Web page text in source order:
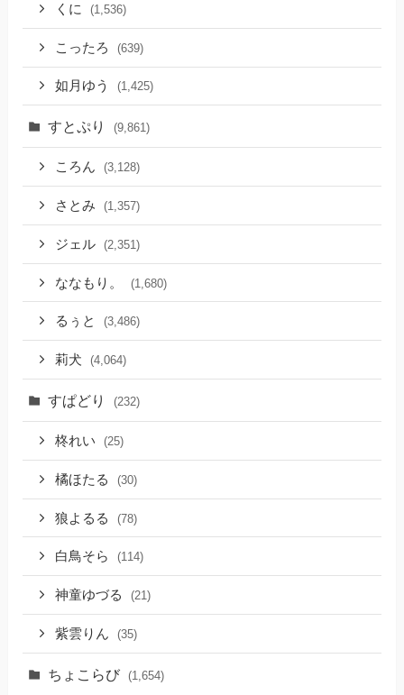
くに (1,536)
こったろ (639)
如月ゆう (1,425)
すとぷり (9,861)
ころん (3,128)
さとみ (1,357)
ジェル (2,351)
ななもり。 (1,680)
るぅと (3,486)
莉犬 (4,064)
すぱどり (232)
柊れい (25)
橘ほたる (30)
狼よるる (78)
白鳥そら (114)
神童ゆづる (21)
紫雲りん (35)
ちょこらび (1,654)